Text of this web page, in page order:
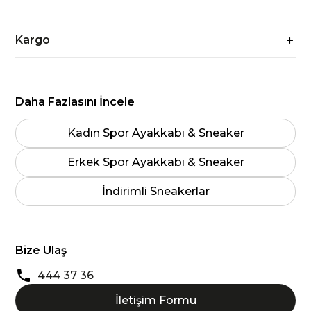
Kargo
Daha Fazlasını İncele
Kadın Spor Ayakkabı & Sneaker
Erkek Spor Ayakkabı & Sneaker
İndirimli Sneakerlar
Bize Ulaş
444 37 36
İletişim Formu